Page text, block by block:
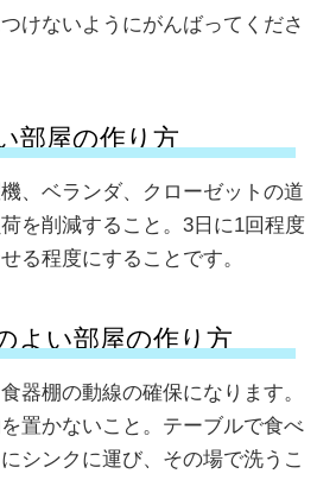
けないようにがんばってくださ
部屋の作り方
、ベランダ、クローゼットの道
を削減すること。3日に1回程度
る程度にすることです。
よい部屋の作り方
器棚の動線の確保になります。
置かないこと。テーブルで食べ
シンクに運び、その場で洗うこ